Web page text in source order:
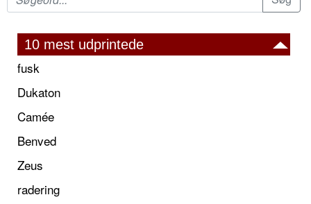
10 mest udprintede
fusk
Dukaton
Camée
Benved
Zeus
radering